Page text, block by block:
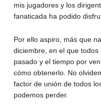
mis jugadores y los
fanaticada ha podido
Por ello aspiro, más que
diciembre, en el que
pasado y el tiempo por
cómo obtenerlo. No
factor de unión de todos
podemos perder.